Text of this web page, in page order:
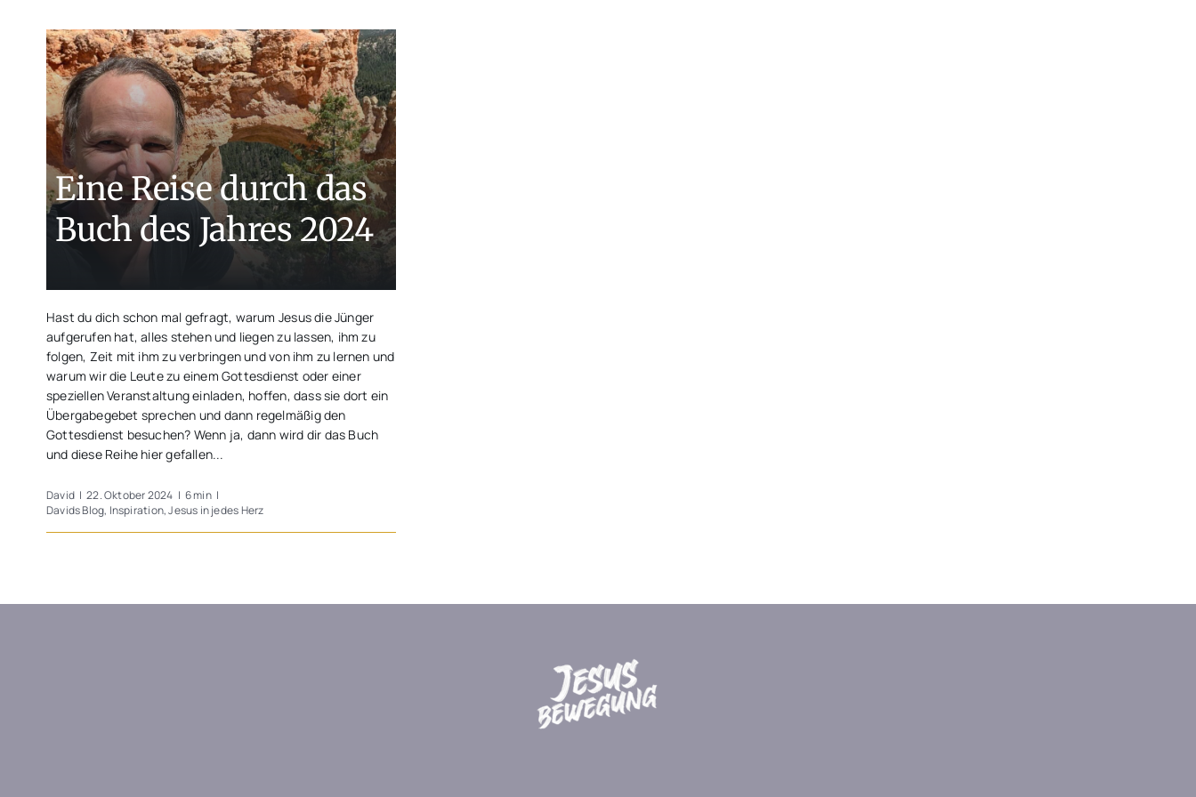
Eine Reise durch das
Buch des Jahres 2024
Hast du dich schon mal gefragt, warum Jesus die Jünger
aufgerufen hat, alles stehen und liegen zu lassen, ihm zu
folgen, Zeit mit ihm zu verbringen und von ihm zu lernen und
warum wir die Leute zu einem Gottesdienst oder einer
speziellen Veranstaltung einladen, hoffen, dass sie dort ein
Übergabegebet sprechen und dann regelmäßig den
Gottesdienst besuchen? Wenn ja, dann wird dir das Buch
und diese Reihe hier gefallen...
David | 22. Oktober 2024 | 6 min |
Davids Blog, Inspiration,Jesus in jedes Herz